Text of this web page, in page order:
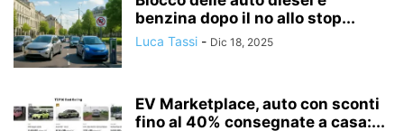
benzina dopo il no allo stop...
Luca Tassi - Dic 18, 2025
EV Marketplace, auto con sconti
fino al 40% consegnate a casa:...